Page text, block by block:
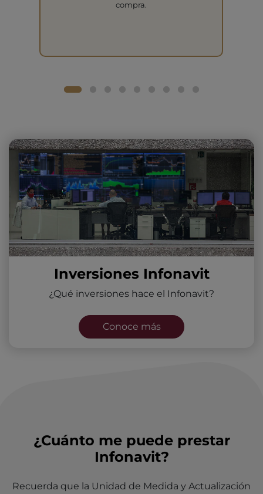
compra.
Inversiones Infonavit
¿Qué inversiones hace el Infonavit?
Conoce más
¿Cuánto me puede prestar
Infonavit?
Recuerda que la Unidad de Medida y Actualización